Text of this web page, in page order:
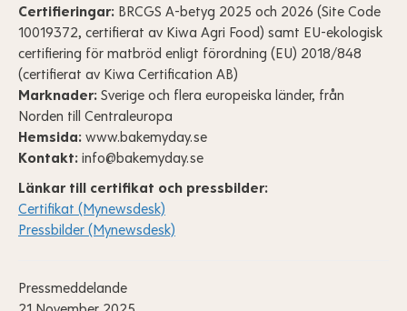
Certifieringar: BRCGS A-betyg 2025 och 2026 (Site Code
10019372, certifierat av Kiwa Agri Food) samt EU-ekologisk
certifiering för matbröd enligt förordning (EU) 2018/848
(certifierat av Kiwa Certification AB)
Marknader: Sverige och flera europeiska länder, från
Norden till Centraleuropa
Hemsida: www.bakemyday.se
Kontakt: info@bakemyday.se
Länkar till certifikat och pressbilder:
Certifikat (Mynewsdesk)
Pressbilder (Mynewsdesk)
Pressmeddelande